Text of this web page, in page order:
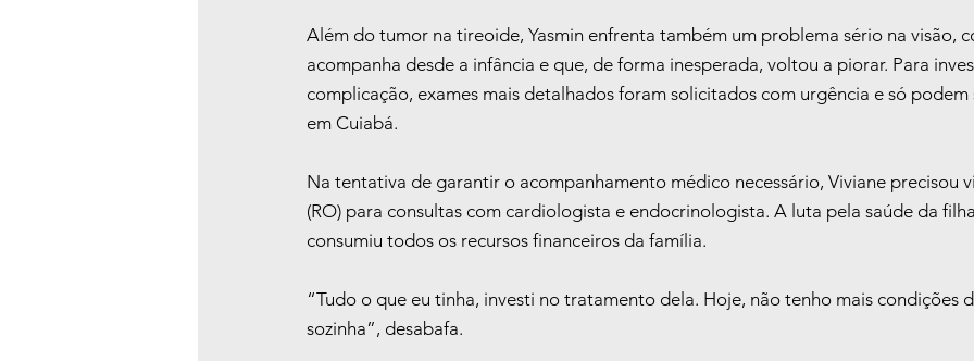
Além do tumor na tireoide, Yasmin enfrenta também um problema sério na visão,
acompanha desde a infância e que, de forma inesperada, voltou a piorar. Para
complicação, exames mais detalhados foram solicitados com urgência e só podem
em Cuiabá.
Na tentativa de garantir o acompanhamento médico necessário, Viviane precisou
(RO) para consultas com cardiologista e endocrinologista. A luta pela saúde da
consumiu todos os recursos financeiros da família.
“Tudo o que eu tinha, investi no tratamento dela. Hoje, não tenho mais condições
sozinha”, desabafa.